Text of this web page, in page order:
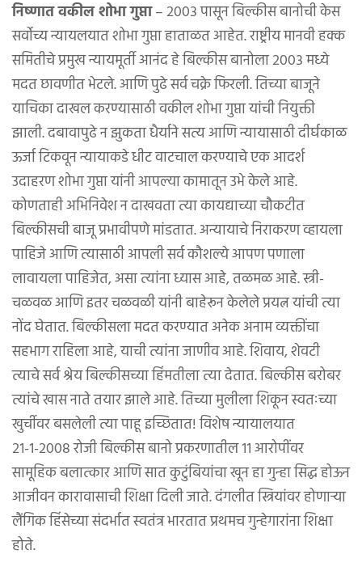
निष्णात वकील शोभा गुप्ता– २००३ पासून बिल्कीस बानोची केस
सर्वोच्य न्यायलयात शोभा गुप्ता हाताळत आहेत. राष्ट्रीय मानवी हक्क
समितीचे प्रमुख न्यायमूर्ती आनंद हे बिल्कीस बानोला २००३ मध्ये
मदत छावणीत भेटले. आणि पुढे सर्व चक्रे फिरली. तिच्या बाजूने
याचिका दाखल करण्यासाठी वकील शोभा गुप्ता यांची नियुक्ती
झाली. दबावापुढे न झुकता धैर्याने सत्य आणि न्यायासाठी दीर्घकाळ
ऊर्जा टिकवून न्यायाकडे धीट वाटचाल करण्याचे एक आदर्श
उदाहरण शोभा गुप्ता यांनी आपल्या कामातून उभे केले आहे.
कोणताही अभिनिवेश न दाखवता त्या कायद्याच्या चौकटीत
बिल्कीसची बाजू प्रभावीपणे मांडतात. अन्यायाचे निराकरण व्हायला
पाहिजे आणि त्यासाठी आपली सर्व कौशल्ये आपण पणाला
लावायला पाहिजेत, असा त्यांना ध्यास आहे, तळमळ आहे. स्त्री-
चळवळ आणि इतर चळवळी यांनी बाहेरून केलेले प्रयत्न यांची त्या
नोंद घेतात. बिल्कीसला मदत करण्यात अनेक अनाम व्यक्तींचा
सहभाग राहिला आहे, याची त्यांना जाणीव आहे. शिवाय, शेवटी
त्याचे सर्व श्रेय बिल्कीसच्या हिंमतीला त्या देतात. बिल्कीस बरोबर
त्यांचे खास नाते तयार झाले आहे. तिच्या मुलीला शिकून स्वतःच्या
खुर्चीवर बसलेली त्या पाहू इच्छितात! विशेष न्यायालयात
२१-१-२००८ रोजी बिल्कीस बानो प्रकरणातील ११ आरोपींवर
सामूहिक बलात्कार आणि सात कुटुंबियांचा खून हा गुन्हा सिद्ध होऊन
आजीवन कारावासाची शिक्षा दिली जाते. दंगलीत स्त्रियांवर होणाऱ्या
लैंगिक हिंसेच्या संदर्भात स्वतंत्र भारतात प्रथमच गुन्हेगारांना शिक्षा
होते.